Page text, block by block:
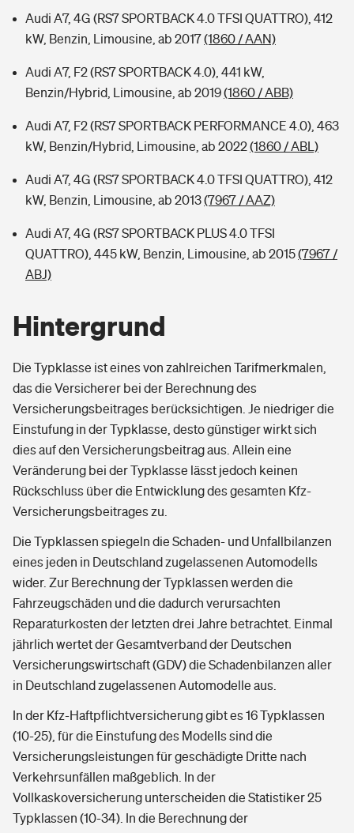
Audi A7, 4G (RS7 SPORTBACK 4.0 TFSI QUATTRO), 412
kW, Benzin, Limousine, ab 2017(1860 / AAN)
Audi A7, F2 (RS7 SPORTBACK 4.0), 441 kW,
Benzin/Hybrid, Limousine, ab 2019(1860 / ABB)
Audi A7, F2 (RS7 SPORTBACK PERFORMANCE 4.0), 463
kW, Benzin/Hybrid, Limousine, ab 2022(1860 / ABL)
Audi A7, 4G (RS7 SPORTBACK 4.0 TFSI QUATTRO), 412
kW, Benzin, Limousine, ab 2013(7967 / AAZ)
Audi A7, 4G (RS7 SPORTBACK PLUS 4.0 TFSI
QUATTRO), 445 kW, Benzin, Limousine, ab 2015(7967 /
ABJ)
Hintergrund
Die Typklasse ist eines von zahlreichen Tarifmerkmalen,
das die Versicherer bei der Berechnung des
Versicherungsbeitrages berücksichtigen. Je niedriger die
Einstufung in der Typklasse, desto günstiger wirkt sich
dies auf den Versicherungsbeitrag aus. Allein eine
Veränderung bei der Typklasse lässt jedoch keinen
Rückschluss über die Entwicklung des gesamten Kfz-
Versicherungsbeitrages zu.
Die Typklassen spiegeln die Schaden- und Unfallbilanzen
eines jeden in Deutschland zugelassenen Automodells
wider. Zur Berechnung der Typklassen werden die
Fahrzeugschäden und die dadurch verursachten
Reparaturkosten der letzten drei Jahre betrachtet. Einmal
jährlich wertet der Gesamtverband der Deutschen
Versicherungswirtschaft (GDV) die Schadenbilanzen aller
in Deutschland zugelassenen Automodelle aus.
In der Kfz-Haftpflichtversicherung gibt es 16 Typklassen
(10-25), für die Einstufung des Modells sind die
Versicherungsleistungen für geschädigte Dritte nach
Verkehrsunfällen maßgeblich. In der
Vollkaskoversicherung unterscheiden die Statistiker 25
Typklassen (10-34). In die Berechnung der